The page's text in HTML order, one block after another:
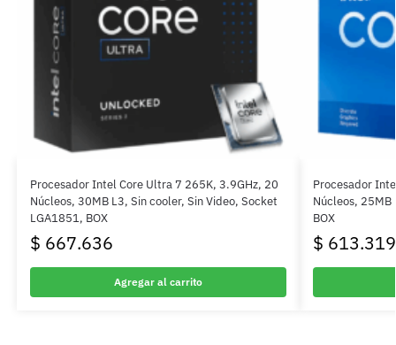
Procesador Intel Core Ultra 7 265K, 3.9GHz, 20
Núcleos, 30MB L3, Sin cooler, Sin Video, Socket
LGA1851, BOX
$ 667.636
Agregar al carrito
Procesador
Núcleos, 25MB
BOX
$ 613.319